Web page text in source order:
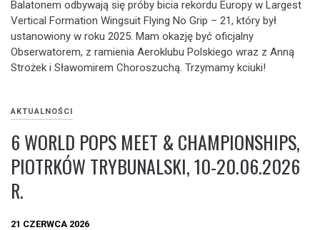
Balatonem odbywają się próby bicia rekordu Europy w Largest
Vertical Formation Wingsuit Flying No Grip – 21, który był
ustanowiony w roku 2025. Mam okazję być oficjalny
Obserwatorem, z ramienia Aeroklubu Polskiego wraz z Anną
Strożek i Sławomirem Choroszuchą. Trzymamy kciuki!
AKTUALNOŚCI
6 WORLD POPS MEET & CHAMPIONSHIPS,
PIOTRKÓW TRYBUNALSKI, 10-20.06.2026
R.
21 CZERWCA 2026